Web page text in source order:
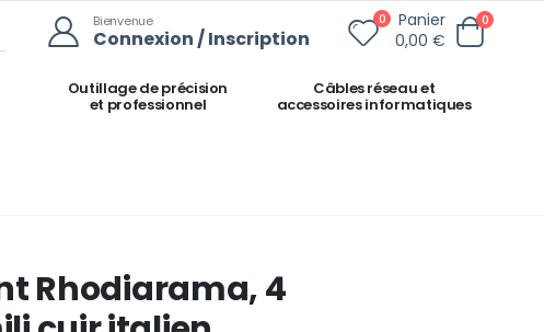
Bienvenue
Connexion / Inscription
0
Panier
0,00 €
0
Outillage de précision
et professionnel
Câbles réseau et
accessoires informatiques
Rhodiarama, 4